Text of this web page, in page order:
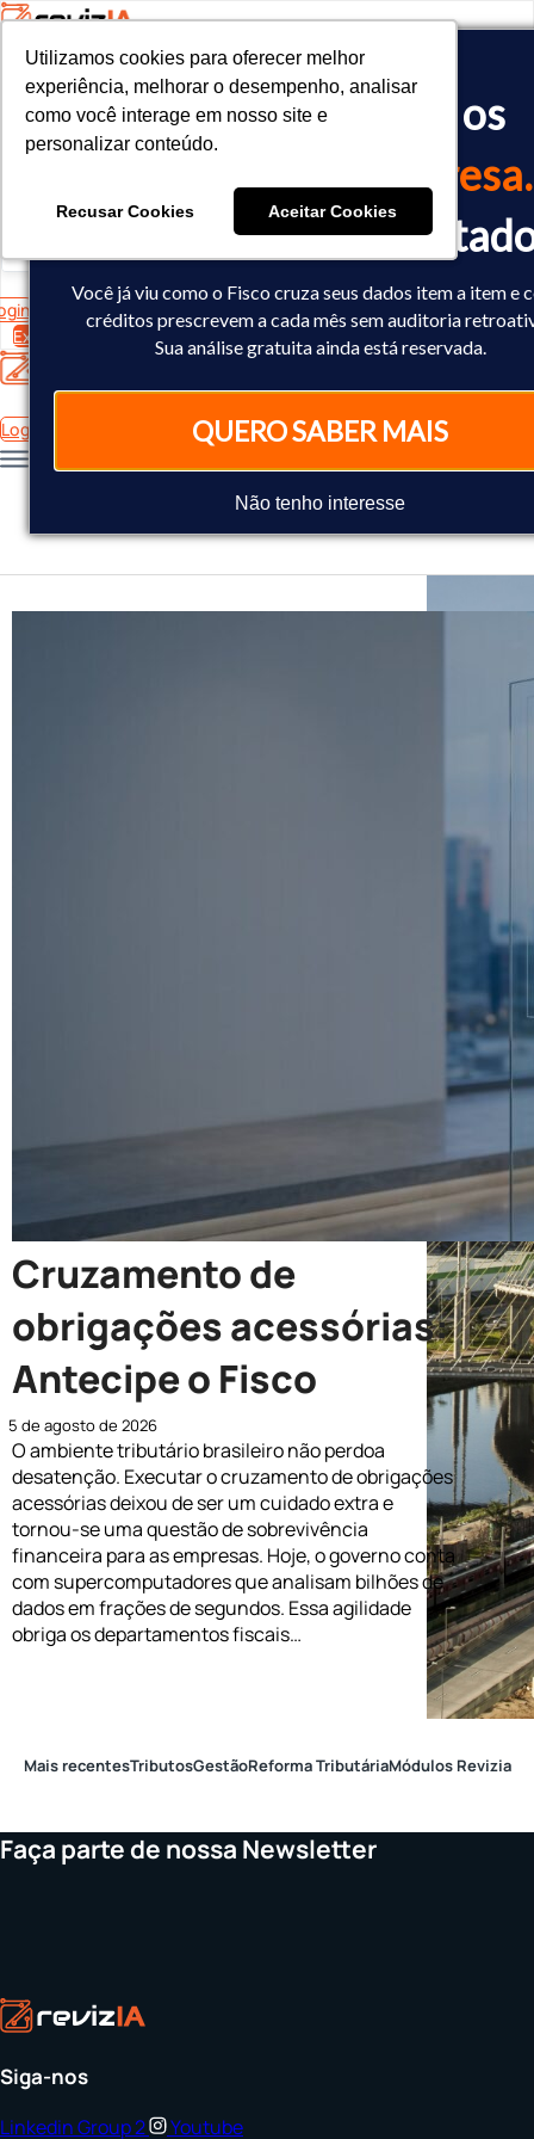
O Fisco já cruzou os
da sua empresa.
Você já sabe o
Você já viu como o Fisco cruza seus dados item a item e
créditos prescrevem a cada mês sem auditoria
Sua análise gratuita ainda está reservada.
QUERO SABER MAIS
Não tenho interesse
Utilizamos cookies para oferecer melhor
experiência, melhorar o desempenho, analisar
como você interage em nosso site e
personalizar conteúdo.
Recusar Cookies Aceitar Cookies
Utilizamos cookies para oferecer melhor
experiência, melhorar o desempenho, analisar
como você interage em nosso site e
personalizar conteúdo.
Recusar Cookies Aceitar Cookies
<!-- Google tag (gtag.js) -->
<script async src="https://www.googletagmanager.com/gtag/
<script>
  window.dataLayer = window.dataLayer || [];
  gtag('config', 'AW-10793602440');
Experimente Grátis
Login
Cruzamento de
obrigações acessórias:
Antecipe o Fisco
5 de agosto de 2026
O ambiente tributário brasileiro não perdoa
desatenção. Executar o cruzamento de obrigações
acessórias deixou de ser um cuidado extra e
tornou-se uma questão de sobrevivência
financeira para as empresas. Hoje, o governo conta
com supercomputadores que analisam bilhões de
dados em frações de segundos. Essa agilidade
obriga os departamentos fiscais…
Mais recentesTributosGestãoReforma TributáriaMódulos Revizia
Faça parte de nossa Newsletter
Siga-nos
LinkedinGroup 2 Youtube